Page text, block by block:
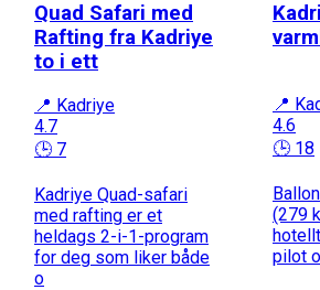
Quad Safari med
Rafting fra Kadriye
to i ett
📍 Kadriye
4.7
🕒 7
Kadriye Quad-safari
med rafting er et
heldags 2-i-1-program
for deg som liker både
o
📍
4.6
🕒 18
(279
pilot